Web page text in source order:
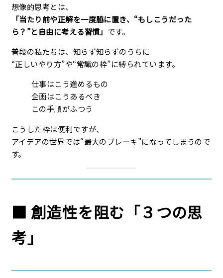
想像的思考とは、
「当たり前や正解を一度脇に置き、“もしこうだった
ら？”と自由に考える習慣」 です。
普段の私たちは、知らず知らずのうちに
“正しいやり方”や“常識の枠”に縛られています。
仕事はこう進めるもの
企画はこうあるべき
この手順がふつう
こうした枠は便利ですが、
アイデアの世界では“最大のブレーキ”になってしまうので
す。
■ 創造性を阻む「３つの思
考」